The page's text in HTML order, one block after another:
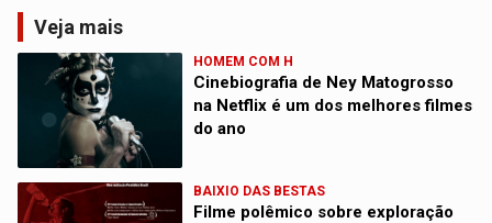
Veja mais
HOMEM COM H
Cinebiografia de Ney Matogrosso
na Netflix é um dos melhores filmes
do ano
BAIXIO DAS BESTAS
Filme polêmico sobre exploração